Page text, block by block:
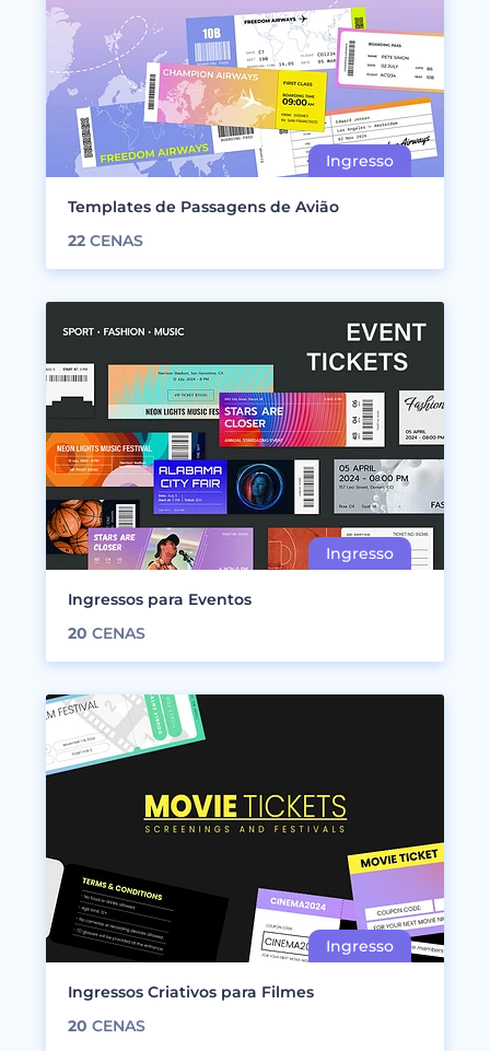
Templates de Passagens de Avião
22 CENAS
Ingressos para Eventos
20 CENAS
Ingressos Criativos para Filmes
20 CENAS